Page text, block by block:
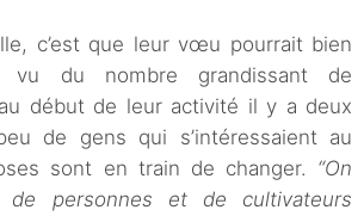
c’est que leur vœu pourrait bien
vu du nombre grandissant de
début de leur activité il y a deux
de gens qui s’intéressaient au
sont en train de changer. “On
personnes et de cultivateurs